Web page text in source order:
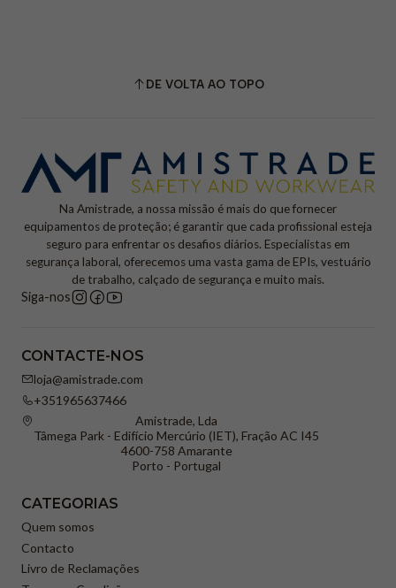
DE VOLTA AO TOPO
Na Amistrade, a nossa missão é mais do que fornecer
equipamentos de proteção; é garantir que cada profissional esteja
seguro para enfrentar os desafios diários. Especialistas em
segurança laboral, oferecemos uma vasta gama de EPIs, vestuário
de trabalho, calçado de segurança e muito mais.
Siga-nos
CONTACTE-NOS
loja@amistrade.com
+351965637466
Amistrade, Lda
Tâmega Park - Edifício Mercúrio (IET), Fração AC I45
4600-758 Amarante
Porto - Portugal
CATEGORIAS
Quem somos
Contacto
Livro de Reclamações